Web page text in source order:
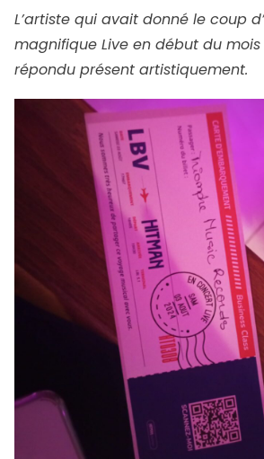
L’artiste qui avait donné le coup
magnifique Live en début du
répondu présent artistiquement.